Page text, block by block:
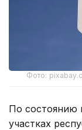
Фото:
По состоянию
участках